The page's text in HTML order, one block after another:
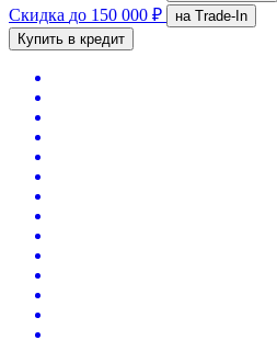
Скидка до 150 000 ₽
на Trade-In
Купить в кредит